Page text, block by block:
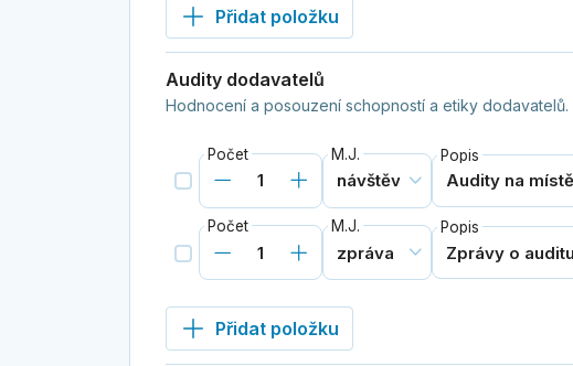
Přidat položku
Audity dodavatelů
Hodnocení a posouzení schopností a etiky dodavatelů.
Počet M.J. Popis
Počet M.J. Popis
Přidat položku